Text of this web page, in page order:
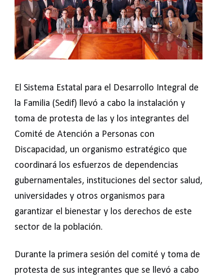
El Sistema Estatal para el Desarrollo Integral de
la Familia (Sedif) llevó a cabo la instalación y
toma de protesta de las y los integrantes del
Comité de Atención a Personas con
Discapacidad, un organismo estratégico que
coordinará los esfuerzos de dependencias
gubernamentales, instituciones del sector salud,
universidades y otros organismos para
garantizar el bienestar y los derechos de este
sector de la población.
Durante la primera sesión del comité y toma de
protesta de sus integrantes que se llevó a cabo